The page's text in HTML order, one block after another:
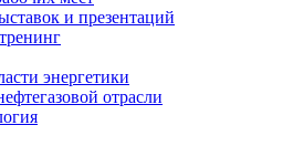
и презентаций
энергетики
отрасли